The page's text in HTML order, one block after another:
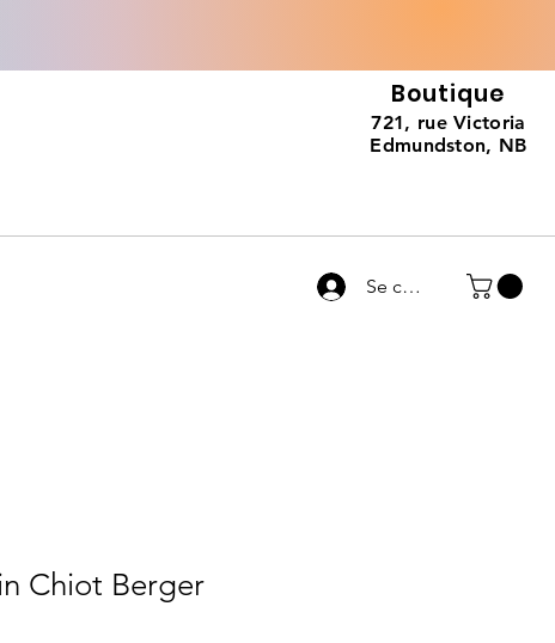
Boutique
721, rue Victoria
Edmundston, NB
Se connecter
Chiot Berger